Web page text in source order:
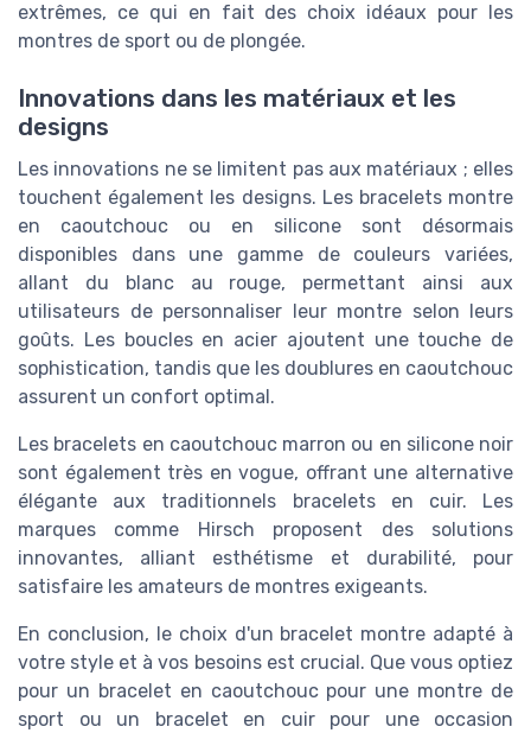
extrêmes, ce qui en fait des choix idéaux pour les
montres de sport ou de plongée.
Innovations dans les matériaux et les
designs
Les innovations ne se limitent pas aux matériaux ; elles
touchent également les designs. Les bracelets montre
en caoutchouc ou en silicone sont désormais
disponibles dans une gamme de couleurs variées,
allant du blanc au rouge, permettant ainsi aux
utilisateurs de personnaliser leur montre selon leurs
goûts. Les boucles en acier ajoutent une touche de
sophistication, tandis que les doublures en caoutchouc
assurent un confort optimal.
Les bracelets en caoutchouc marron ou en silicone noir
sont également très en vogue, offrant une alternative
élégante aux traditionnels bracelets en cuir. Les
marques comme Hirsch proposent des solutions
innovantes, alliant esthétisme et durabilité, pour
satisfaire les amateurs de montres exigeants.
En conclusion, le choix d'un bracelet montre adapté à
votre style et à vos besoins est crucial. Que vous optiez
pour un bracelet en caoutchouc pour une montre de
sport ou un bracelet en cuir pour une occasion